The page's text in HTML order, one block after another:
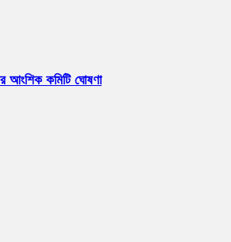
আংশিক কমিটি ঘোষণা